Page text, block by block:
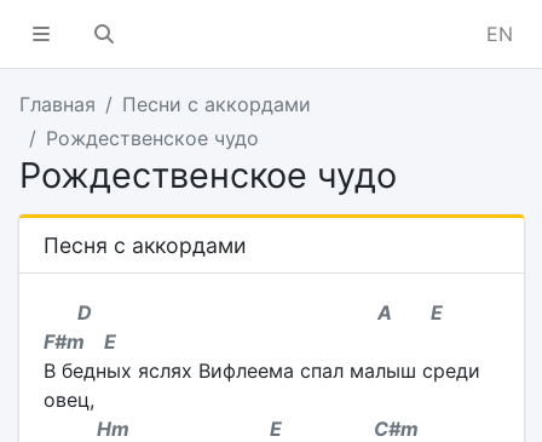
EN
Главная
Песни с аккордами
Рождественское чудо
Рождественское чудо
Песня с аккордами
D A E
F#m E
В бедных яслях Вифлеема спал малыш среди
овец,
Hm E C#m